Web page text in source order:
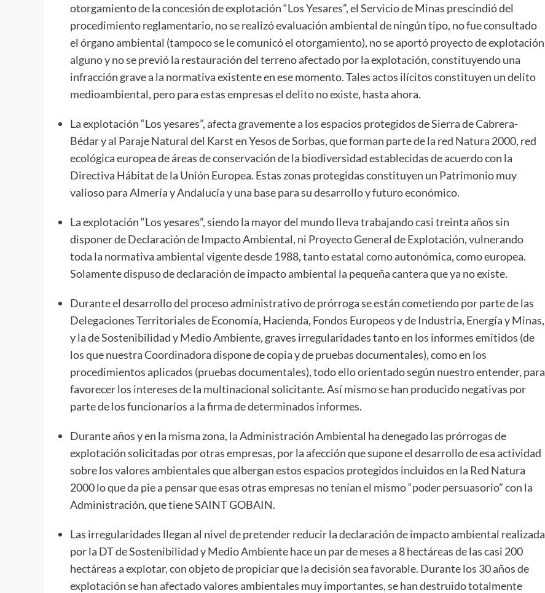
otorgamiento de la concesión de explotación “Los Yesares”, el Servicio de Minas prescindió del
procedimiento reglamentario, no se realizó evaluación ambiental de ningún tipo, no fue consultado
el órgano ambiental (tampoco se le comunicó el otorgamiento), no se aportó proyecto de explotación
alguno y no se previó la restauración del terreno afectado por la explotación, constituyendo una
infracción grave a la normativa existente en ese momento. Tales actos ilícitos constituyen un delito
medioambiental, pero para estas empresas el delito no existe, hasta ahora.
La explotación “Los yesares”, afecta gravemente a los espacios protegidos de Sierra de Cabrera-
Bédar y al Paraje Natural del Karst en Yesos de Sorbas, que forman parte de la red Natura 2000, red
ecológica europea de áreas de conservación de la biodiversidad establecidas de acuerdo con la
Directiva Hábitat de la Unión Europea. Estas zonas protegidas constituyen un Patrimonio muy
valioso para Almería y Andalucía y una base para su desarrollo y futuro económico.
La explotación “Los yesares”, siendo la mayor del mundo lleva trabajando casi treinta años sin
disponer de Declaración de Impacto Ambiental, ni Proyecto General de Explotación, vulnerando
toda la normativa ambiental vigente desde 1988, tanto estatal como autonómica, como europea.
Solamente dispuso de declaración de impacto ambiental la pequeña cantera que ya no existe.
Durante el desarrollo del proceso administrativo de prórroga se están cometiendo por parte de las
Delegaciones Territoriales de Economía, Hacienda, Fondos Europeos y de Industria, Energía y Minas,
y la de Sostenibilidad y Medio Ambiente, graves irregularidades tanto en los informes emitidos (de
los que nuestra Coordinadora dispone de copia y de pruebas documentales), como en los
procedimientos aplicados (pruebas documentales), todo ello orientado según nuestro entender, para
favorecer los intereses de la multinacional solicitante. Así mismo se han producido negativas por
parte de los funcionarios a la firma de determinados informes.
Durante años y en la misma zona, la Administración Ambiental ha denegado las prórrogas de
explotación solicitadas por otras empresas, por la afección que supone el desarrollo de esa actividad
sobre los valores ambientales que albergan estos espacios protegidos incluidos en la Red Natura
2000 lo que da pie a pensar que esas otras empresas no tenían el mismo “poder persuasorio” con la
Administración, que tiene SAINT GOBAIN.
Las irregularidades llegan al nivel de pretender reducir la declaración de impacto ambiental realizada
por la DT de Sostenibilidad y Medio Ambiente hace un par de meses a 8 hectáreas de las casi 200
hectáreas a explotar, con objeto de propiciar que la decisión sea favorable. Durante los 30 años de
explotación se han afectado valores ambientales muy importantes, se han destruido totalmente